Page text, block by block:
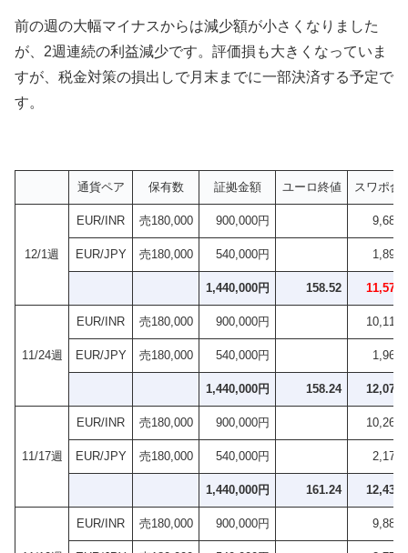
前の週の大幅マイナスからは減少額が小さくなりました
が、2週連続の利益減少です。評価損も大きくなっていま
すが、税金対策の損出しで月末までに一部決済する予定で
す。
通貨ペア 保有数 証拠金額 ユーロ終値 スワポ合
12/1週
EUR/INR 売180,000 900,000円 9,684
EUR/JPY 売180,000 540,000円 1,890
1,440,000円 158.52 11,574
11/24週
EUR/INR 売180,000 900,000円 10,116
EUR/JPY 売180,000 540,000円 1,962
1,440,000円 158.24 12,078
11/17週
EUR/INR 売180,000 900,000円 10,260
EUR/JPY 売180,000 540,000円 2,178
1,440,000円 161.24 12,438
EUR/INR 売180,000 900,000円 9,882